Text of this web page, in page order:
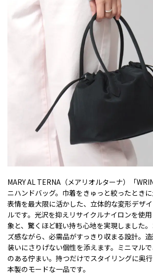
MARY AL TERNA（メアリオルターナ）「
ニハンドバッグ。巾着をきゅっと絞ったとき
表情を最大限に活かした、立体的な変形デザ
ルです。光沢を抑えリサイクルナイロンを使
象と、驚くほど軽い持ち心地を実現しました
ズ感ながら、必需品がすっきり収まる設計。
装いにさりげない個性を添えます。ミニマル
のある佇まい。持つだけでスタイリングに奥
本製のモードな一品です。